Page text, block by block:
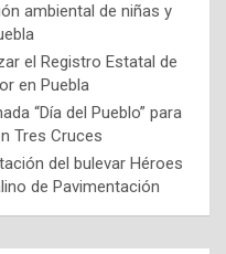
ambiental de niñas y
el Registro Estatal de
en Puebla
“Día del Pueblo” para
Tres Cruces
del bulevar Héroes
de Pavimentación